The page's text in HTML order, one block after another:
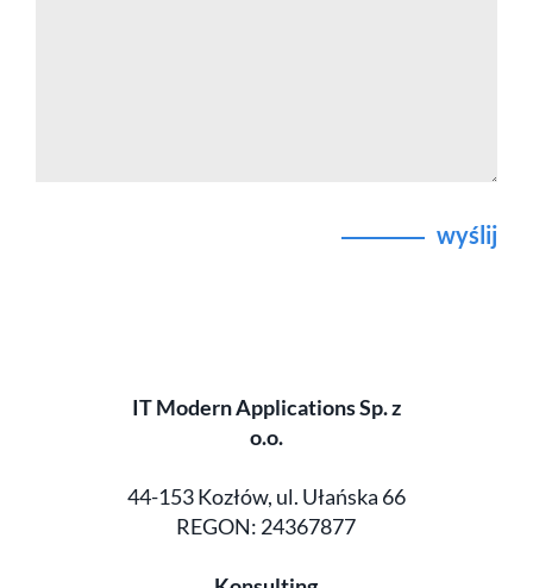
wyślij
IT Modern Applications Sp. z
o.o.
44-153 Kozłów, ul. Ułańska 66
REGON: 24367877